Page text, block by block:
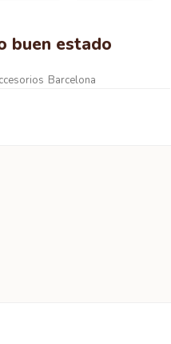
buen estado
Barcelona